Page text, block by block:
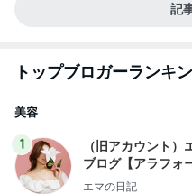
記
トップブロガーランキ
美容
1
（旧アカウント）
ブログ【アラフォ
社売却セカンドライ
エマの日記